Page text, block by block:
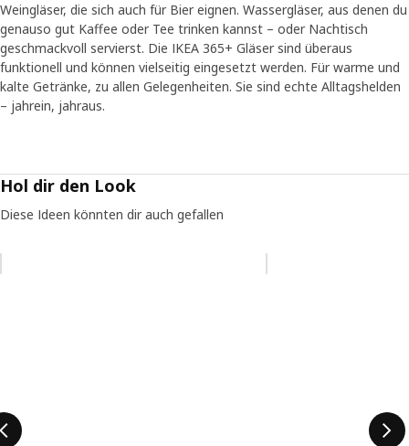
Weingläser, die sich auch für Bier eignen. Wassergläser, aus denen du
genauso gut Kaffee oder Tee trinken kannst – oder Nachtisch
geschmackvoll servierst. Die IKEA 365+ Gläser sind überaus
funktionell und können vielseitig eingesetzt werden. Für warme und
kalte Getränke, zu allen Gelegenheiten. Sie sind echte Alltagshelden
– jahrein, jahraus.
Hol dir den Look
Diese Ideen könnten dir auch gefallen